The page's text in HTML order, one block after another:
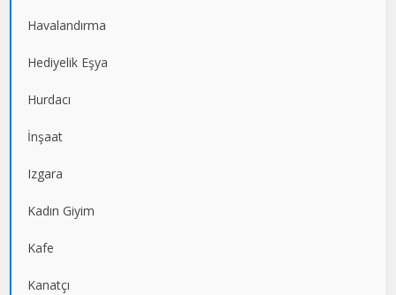
Havalandırma
Hediyelik Eşya
Hurdacı
İnşaat
Izgara
Kadın Giyim
Kafe
Kanatçı